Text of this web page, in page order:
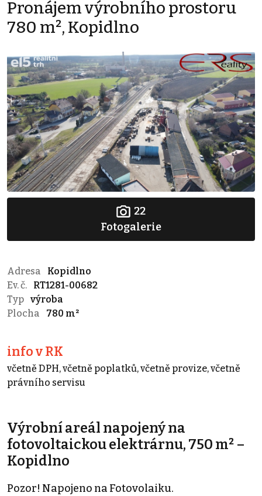
Pronájem výrobního prostoru
780 m², Kopidlno
22
Fotogalerie
Adresa
Kopidlno
Ev. č.
RT1281-00682
Typ výroba
Plocha
780 m²
info v RK
včetně DPH, včetně poplatků, včetně provize, včetně
právního servisu
Výrobní areál napojený na
fotovoltaickou elektrárnu, 750 m² –
Kopidlno
Pozor! Napojeno na Fotovolaiku.